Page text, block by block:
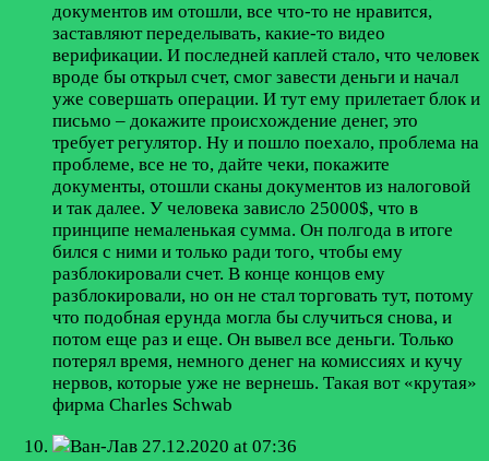
документов им отошли, все что-то не нравится,
заставляют переделывать, какие-то видео
верификации. И последней каплей стало, что человек
вроде бы открыл счет, смог завести деньги и начал
уже совершать операции. И тут ему прилетает блок и
письмо – докажите происхождение денег, это
требует регулятор. Ну и пошло поехало, проблема на
проблеме, все не то, дайте чеки, покажите
документы, отошли сканы документов из налоговой
и так далее. У человека зависло 25000$, что в
принципе немаленькая сумма. Он полгода в итоге
бился с ними и только ради того, чтобы ему
разблокировали счет. В конце концов ему
разблокировали, но он не стал торговать тут, потому
что подобная ерунда могла бы случиться снова, и
потом еще раз и еще. Он вывел все деньги. Только
потерял время, немного денег на комиссиях и кучу
нервов, которые уже не вернешь. Такая вот «крутая»
фирма Charles Schwab
Ван-Лав 27.12.2020 at 07:36